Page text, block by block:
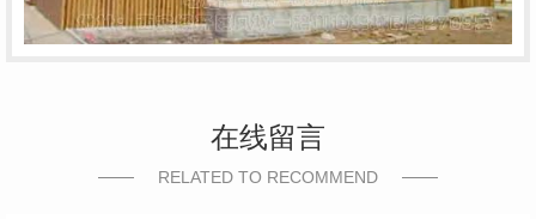
在线留言
RELATED TO RECOMMEND